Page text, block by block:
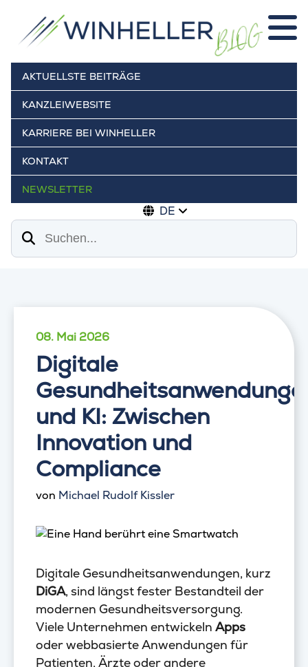
AKTUELLSTE BEITRÄGE
KANZLEIWEBSITE
KARRIERE BEI WINHELLER
KONTAKT
NEWSLETTER
DE
Suchen
08. Mai 2026
Digitale
und KI: Zwischen
Innovation und
Compliance
von Michael Rudolf Kissler
Digitale Gesundheitsanwendungen, kurz
DiGA, sind längst fester Bestandteil der
modernen Gesundheitsversorgung.
Viele Unternehmen entwickeln Apps
oder webbasierte Anwendungen für
Patienten, Ärzte oder andere